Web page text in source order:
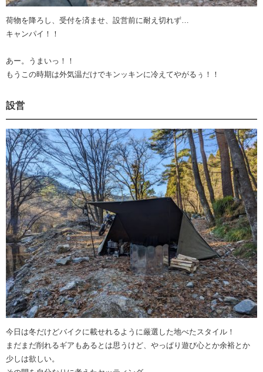
荷物を降ろし、受付を済ませ、設営前に耐え切れず…
キャンパイ！！
あー。うまいっ！！
もうこの時期は外気温だけでキンッキンに冷えてやがるぅ！！
設営
今日は冬だけどバイクに載せれるように厳選した地べたスタイル！
まだまだ削れるギアもあるとは思うけど、やっぱり遊び心とか余裕とか
少しは欲しい。